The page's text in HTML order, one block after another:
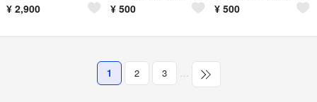
¥ 2,900 ¥ 500 ¥ 500
1 2 3 …